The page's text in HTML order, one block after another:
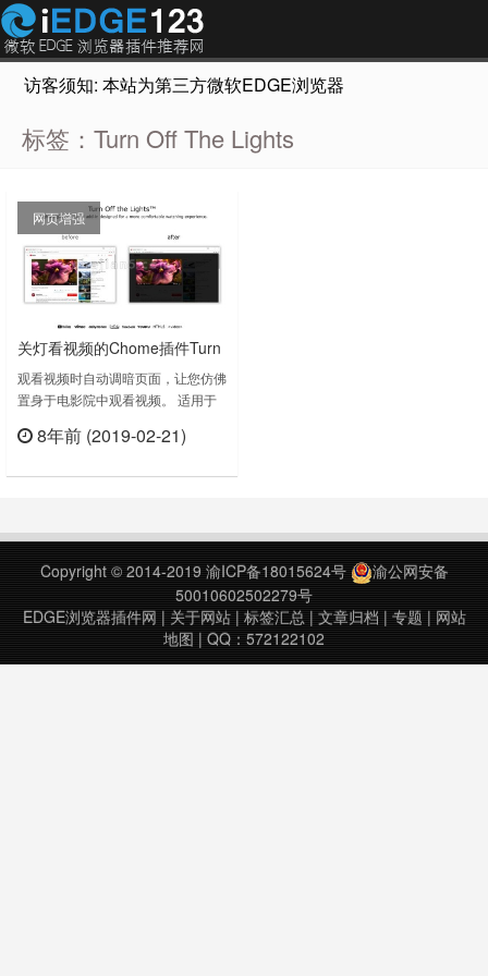
访客须知: 本站为第三方微软EDGE浏览器插件推荐网站，
标签：Turn Off The Lights
网页增强
关灯看视频的Chome插件Turn
Off The Lights
观看视频时自动调暗页面，让您仿佛
置身于电影院中观看视频。 适用于
轻轻按下灯的开关，页面就会暗淡下
是一个轻量而实用的插件，它为更舒
所有已知的视频网站，如YouTube、
8年前 (2019-02-21)
Copyright © 2014-2019 渝ICP备18015624号
渝公网安备
50010602502279号
EDGE浏览器插件网 | 关于网站| 标签汇总| 文章归档 | 专题 | 网站
地图 | QQ：572122102